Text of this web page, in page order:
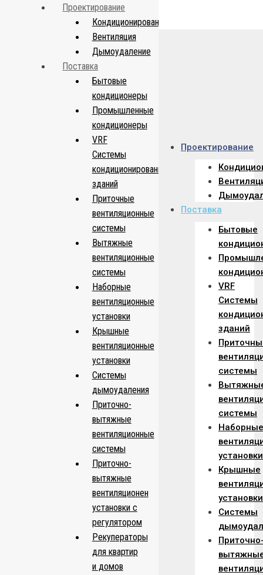
+7 (495) 781-69-11
Пн-Пт: 09:00 - 18:00
Facebook-f
Twitter
Instagram
Проектирование
Поставка
Бытовые
VRF
Системы
зданий
системы
системы
Наборные
установки
Крышные
установки
Системы
Проектирование
Кондиционирование
Вентиляция
Дымоудаление
Поставка
Бытовые
кондиционеры
Промышленные
кондиционеры
VRF
Системы
кондиционирования
зданий
Приточные
вентиляционные
системы
Вытяжные
вентиляционные
системы
Наборные
вентиляционные
установки
Крышные
вентиляционные
установки
Системы
дымоудаления
Приточно-
вытяжные
вентиляционные
системы
Приточно-
вытяжные
вентиляционен
установки с
регулятором
Рекуператоры
для квартир
и домов